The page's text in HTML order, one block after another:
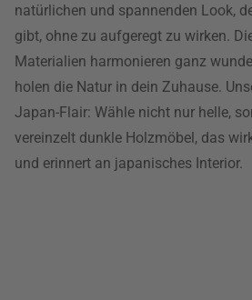
natürlichen und spannenden Look,
gibt, ohne zu aufgeregt zu wirken.
Materialien harmonieren ganz
holen die Natur in dein Zuhause.
Japan-Flair: Wähle nicht nur helle,
vereinzelt dunkle Holzmöbel, das
und erinnert an japanisches Interior.